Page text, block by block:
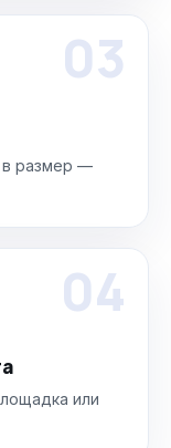
03
в размер —
04
или